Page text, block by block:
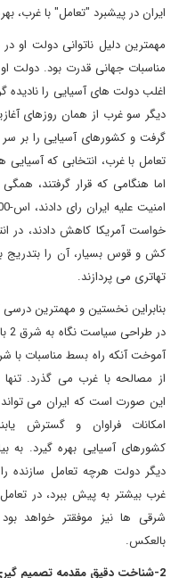
ایران در پیشبرد "تعامل" با غرب،
مهمترین دلیل ناتوانی دولت او
مناسبات جهانی قدرت بود. دولت
اغلب دولت های آسیایی را نادیده
دیگر سو غرب از همان روزهای
گرفت و کشورهای آسیایی را بر سر
تعامل با غرب، انتخابی که آسیایی
اما هنگامی که قرار گرفتند،
خواست آمریکا کاهش دادند، در
کش و قوس بسیار، آن را بتدریج
تهاتری می پردازند.
بنابراین نخستین و مهمترین درسی
در طراحی
آموخت آنکه راه بسط مناسبات با
از مصالحه با غرب می گذرد. تنها
این صورت است که ایران می تواند
امکانات فراوان و گسترش
کشورهای آسیایی بهره گیرد. به
دیگر دولت هرچه تعامل سازنده را
غرب بیشتر به پیش ببرد، در تعامل
شرقی ها نیز موفقتر خواهد
بالعکس.
2-شناخت دقیق مقدمه تصمیم گیری صحیح